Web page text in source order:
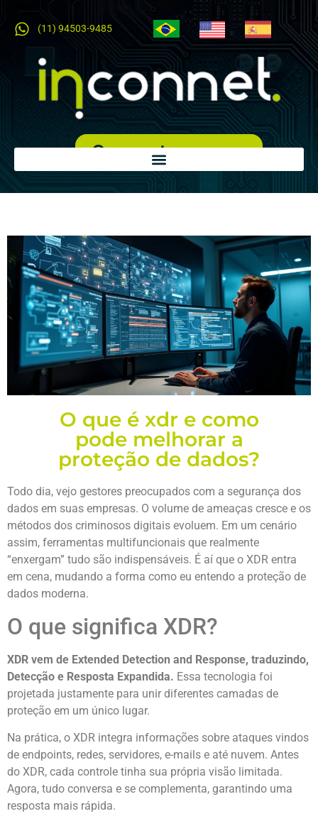
(11) 94503-9485
Orçamento expresso
O que é xdr e como
pode melhorar a
proteção de dados?
Todo dia, vejo gestores preocupados com a segurança dos
dados em suas empresas. O volume de ameaças cresce e os
métodos dos criminosos digitais evoluem. Em um cenário
assim, ferramentas multifuncionais que realmente
“enxergam” tudo são indispensáveis. É aí que o XDR entra
em cena, mudando a forma como eu entendo a proteção de
dados moderna.
O que significa XDR?
XDR vem de Extended Detection and Response, traduzindo,
Detecção e Resposta Expandida. Essa tecnologia foi
projetada justamente para unir diferentes camadas de
proteção em um único lugar.
Na prática, o XDR integra informações sobre ataques vindos
de endpoints, redes, servidores, e-mails e até nuvem. Antes
do XDR, cada controle tinha sua própria visão limitada.
Agora, tudo conversa e se complementa, garantindo uma
resposta mais rápida.